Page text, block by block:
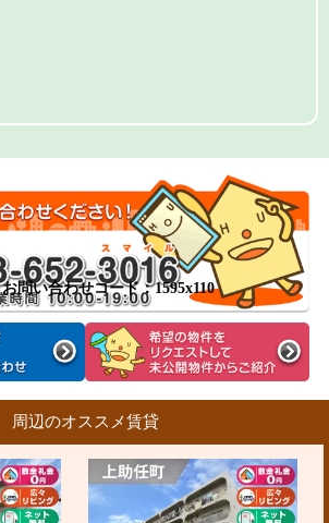
お問い合わせコード：1595x110
周辺のオススメ賃貸